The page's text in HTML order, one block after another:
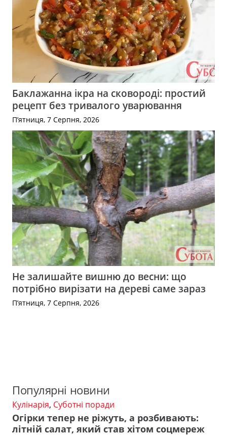
Баклажанна ікра на сковороді: простий
рецепт без тривалого уварювання
П’ятниця, 7 Серпня, 2026
Не залишайте вишню до весни: що
потрібно вирізати на дереві саме зараз
П’ятниця, 7 Серпня, 2026
Популярні новини
Кулінарія, Суботні поради
Огірки тепер не ріжуть, а розбивають:
літній салат, який став хітом соцмереж